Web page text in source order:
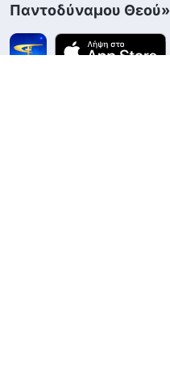
Παντοδύναμου Θεού»